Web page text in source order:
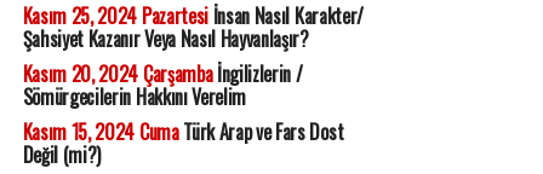
Kasım 25, 2024 Pazartesiİnsan Nasıl Karakter/
Şahsiyet Kazanır Veya Nasıl Hayvanlaşır?
Kasım 20, 2024 Çarşambaİngilizlerin /
Sömürgecilerin Hakkını Verelim
Kasım 15, 2024 CumaTürk Arap ve Fars Dost
Değil (mi?)